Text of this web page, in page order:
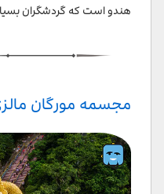
هندو است که گردشگران
مجسمه مورگان